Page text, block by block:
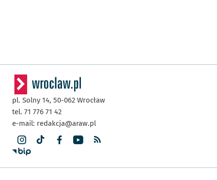
pl. Solny 14, 50-062 Wrocław
tel. 71 776 71 42
e-mail: redakcja@araw.pl